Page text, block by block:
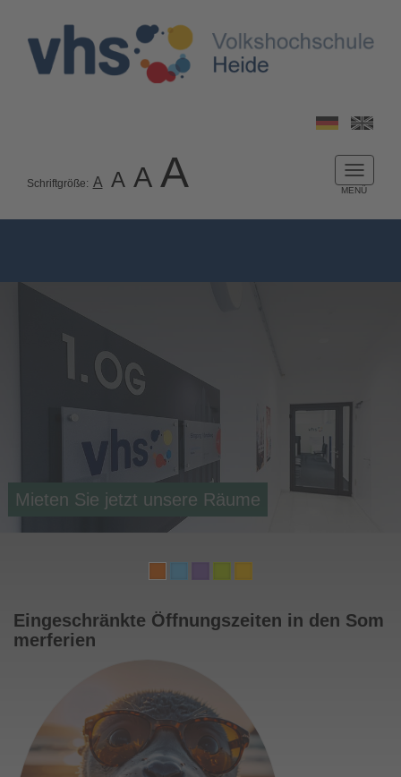
Schriftgröße: A A A A
Mieten Sie jetzt unsere Räume
Kennen Sie schon unsere Bildungsurlaube?
Werden Sie Kursleitung
Grundbildung & Lesen und Schreiben für
Erwachsene
Unsere Angebote für Geflüchtete
Eingeschränkte Öffnungszeiten in den Som
merferien